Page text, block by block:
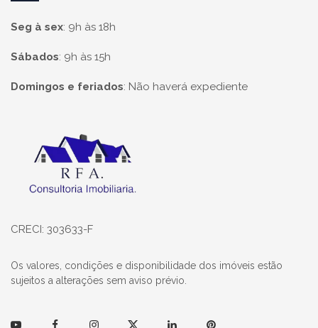
Seg à sex: 9h às 18h
Sábados: 9h às 15h
Domingos e feriados: Não haverá expediente
Página inicial
CRECI: 303633-F
Os valores, condições e disponibilidade dos imóveis estão
sujeitos a alterações sem aviso prévio.
YoutubeFacebookInstagramTwitter LinkedinPinterest